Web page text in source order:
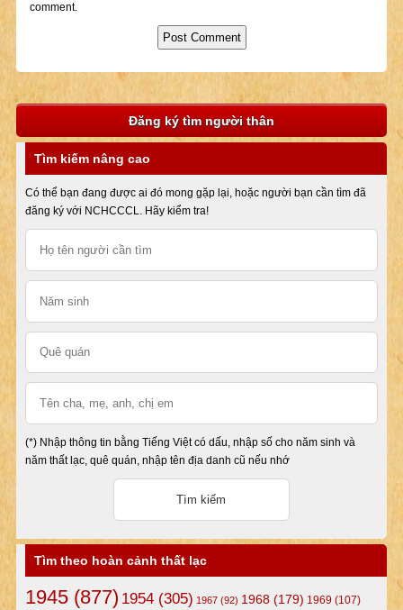
comment.
Đăng ký tìm người thân
Tìm kiếm nâng cao
Có thể bạn đang được ai đó mong gặp lại, hoặc người bạn cần tìm đã
đăng ký với NCHCCCL. Hãy kiểm tra!
(*) Nhập thông tin bằng Tiếng Việt có dấu, nhập số cho năm sinh và
năm thất lạc, quê quán, nhập tên địa danh cũ nếu nhớ
Tìm theo hoàn cảnh thất lạc
1945(877) 1954(305) 1967(92) 1968(179) 1969 (107)